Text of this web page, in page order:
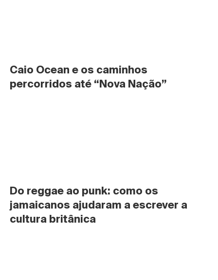
Caio Ocean e os caminhos
percorridos até “Nova Nação”
Do reggae ao punk: como os
jamaicanos ajudaram a escrever a
cultura britânica